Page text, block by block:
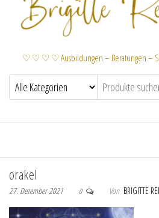
♡ ♡ ♡ ♡ Ausbildungen – Beratungen
orakel
27. Dezember 2021 0 Von BRIGITTE